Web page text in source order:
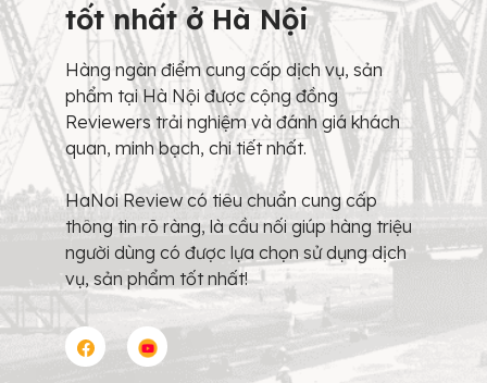
tốt nhất ở Hà Nội
Hàng ngàn điểm cung cấp dịch vụ, sản
phẩm tại Hà Nội được cộng đồng
Reviewers trải nghiệm và đánh giá khách
quan, minh bạch, chi tiết nhất.
HaNoi Review có tiêu chuẩn cung cấp
thông tin rõ ràng, là cầu nối giúp hàng triệu
người dùng có được lựa chọn sử dụng dịch
vụ, sản phẩm tốt nhất!